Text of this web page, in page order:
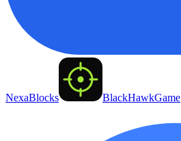
NexaBlocks BlackHawkGame